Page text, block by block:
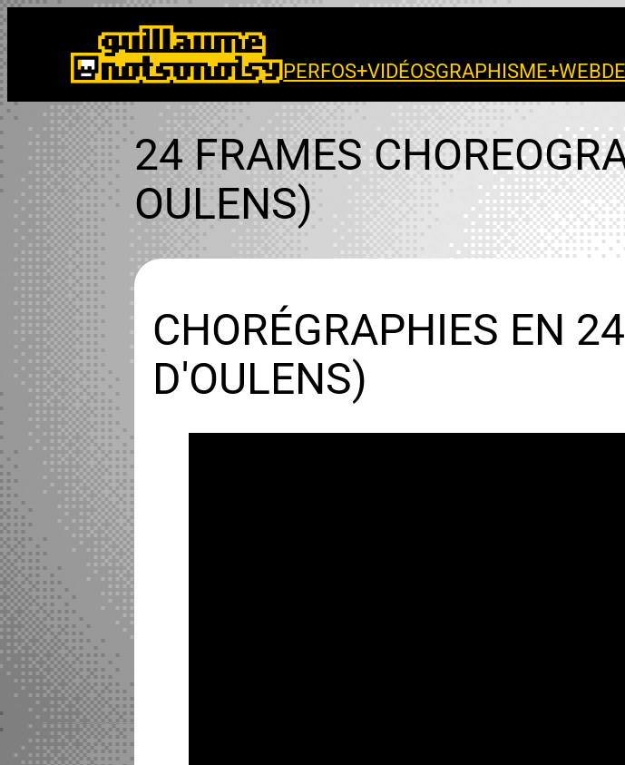
contenu
PERFOS+VIDÉOSGRAPHISME+WEB
24 FRAMES
OULENS)
CHORÉGRAPHIES EN
D'OULENS)